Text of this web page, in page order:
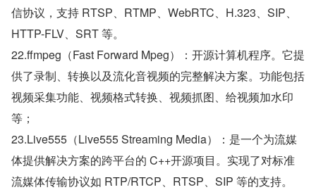
信协议，支持 RTSP、RTMP、WebRTC、H.323、SIP、
HTTP-FLV、SRT 等。
22.ffmpeg（Fast Forward Mpeg）：开源计算机程序。它提
供了录制、转换以及流化音视频的完整解决方案。功能包括
视频采集功能、视频格式转换、视频抓图、给视频加水印
等；
23.Live555（Live555 Streaming Media）：是一个为流媒
体提供解决方案的跨平台的 C++开源项目。实现了对标准
流媒体传输协议如 RTP/RTCP、RTSP、SIP 等的支持。